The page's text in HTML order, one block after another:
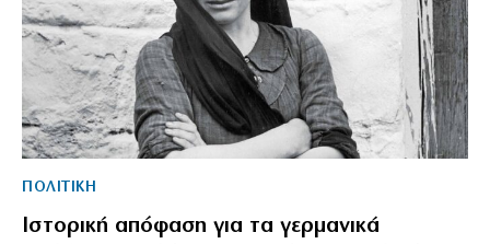
ΠΟΛΙΤΙΚΗ
Ιστορική απόφαση για τα γερμανικά